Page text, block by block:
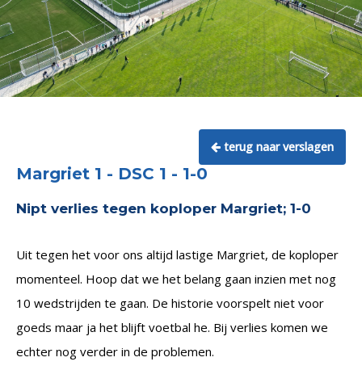
terug naar verslagen
Margriet 1 - DSC 1 - 1-0
Nipt verlies tegen koploper Margriet; 1-0
Uit tegen het voor ons altijd lastige Margriet, de koploper
momenteel. Hoop dat we het belang gaan inzien met nog
10 wedstrijden te gaan. De historie voorspelt niet voor
goeds maar ja het blijft voetbal he. Bij verlies komen we
echter nog verder in de problemen.